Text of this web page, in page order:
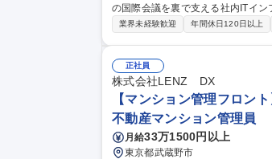
の国際会議を裏で支える社内ITイ
効率を劇的に高めます。 まずはPCキッティングやOffice365のアカウント設定、社内ヘルプデスクなど得意な業
得られます。 慣れてきたら
活用の仕組み作りにも挑戦。対話を大切にしな
100%！IT基礎知識から挑む自社エ
業界未経験歓迎 年間休日120日以上
正社員
株式会社LENZ DX
【マンション管理フロン
不動産マンション管理員
月給33万1500円以上
東京都武蔵野市